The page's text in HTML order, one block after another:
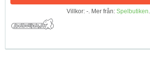
Villkor: -. Mer från: Spelbutiken